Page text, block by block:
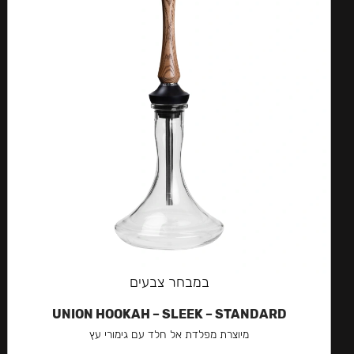
במבחר צבעים
UNION HOOKAH – SLEEK – STANDARD
מיוצרת מפלדת אל חלד עם גימורי עץ